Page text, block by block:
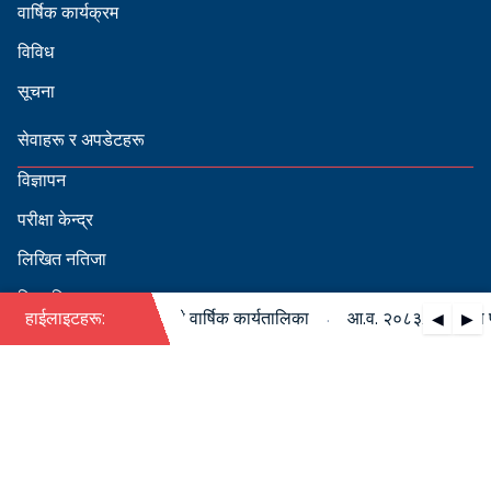
वार्षिक कार्यक्रम
विविध
सूचना
सेवाहरू र अपडेटहरू
विज्ञापन
परीक्षा केन्द्र
लिखित नतिजा
सिफारिस
हाईलाइटहरू: ◀ ▶
०८४ को पदपूर्ति सम्बन्धी वार्षिक कार्यतालिका आ.व. २०८३/०८४ को